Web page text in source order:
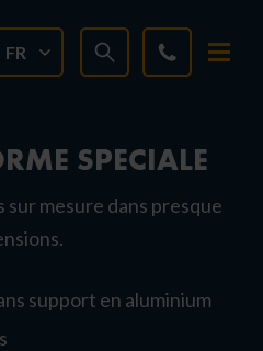
FR
SPECIALE
mesure dans presque
support en aluminium